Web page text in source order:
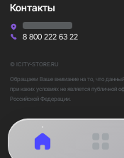
© ICITY-STORE.RU
Обращаем Ваше внимание на то, что
при каких условиях не является
Российской Федерации.
Контакты
8 800 222 63 22